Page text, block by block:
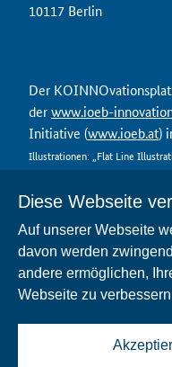
Diese Webseite
Auf unserer Webseite
davon werden
andere ermöglichen,
Webseite zu
10117 Berlin
Der
derwww.ioeb-
Initiative (www.ioeb.at)
Illustrationen: „Flat Line
Kontakt
Datenschutz
Nutzungsbedingungen
Impressum